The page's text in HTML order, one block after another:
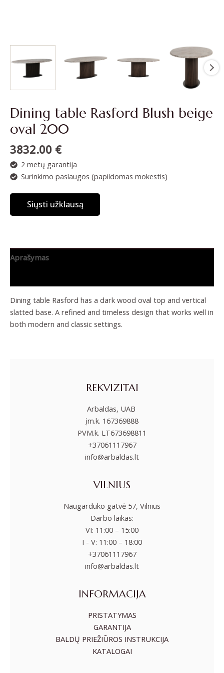
Dining table Rasford Blush beige
oval 200
3832.00 €
2 metų garantija
Surinkimo paslaugos (papildomas mokestis)
Siųsti užklausą
Aprašymas
Dining table Rasford has a dark wood oval top and vertical
slatted base. A refined and timeless design that works well in
both modern and classic settings.
REKVIZITAI
Arbaldas, UAB
įm.k. 167369888
PVM.k. LT673698811
+37061117967
info@arbaldas.lt
VILNIUS
Naugarduko gatvė 57, Vilnius
Darbo laikas:
VI: 11:00 – 15:00
I - V: 11:00 – 18:00
+37061117967
info@arbaldas.lt
INFORMACIJA
PRISTATYMAS
GARANTIJA
BALDŲ PRIEŽIŪROS INSTRUKCIJA
KATALOGAI